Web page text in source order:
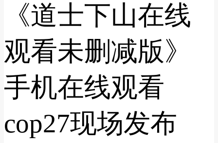
《道士下山在线
观看未删减版》
手机在线观看
cop27现场发布